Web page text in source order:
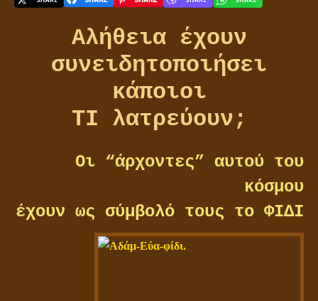
Αλήθεια έχουν
συνειδητοποιήσει
κάποιοι
ΤΙ λατρεύουν;
Οι “άρχοντες” αυτού του
κόσμου
έχουν ως σύμβολό τους το ΦΙΔΙ